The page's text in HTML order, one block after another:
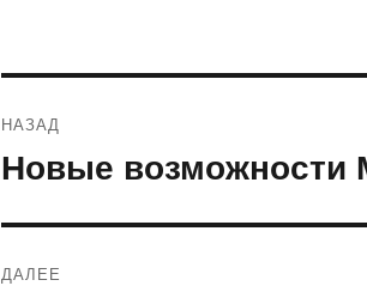
по
НАЗАД
Предыдущая
Новые
ДАЛЕЕ